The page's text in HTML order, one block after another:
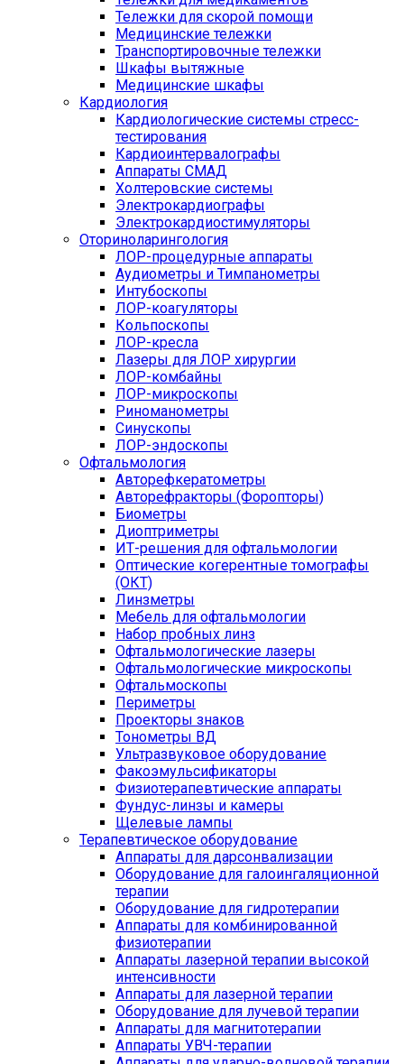
Тележки для скорой помощи
Медицинские тележки
Транспортировочные тележки
Шкафы вытяжные
Медицинские шкафы
Кардиология
Кардиологические системы стресс-
тестирования
Кардиоинтервалографы
Аппараты СМАД
Холтеровские системы
Электрокардиографы
Электрокардиостимуляторы
Оториноларингология
ЛОР-процедурные аппараты
Аудиометры и Тимпанометры
Интубоскопы
ЛОР-коагуляторы
Кольпоскопы
ЛОР-кресла
Лазеры для ЛОР хирургии
ЛОР-комбайны
ЛОР-микроскопы
Риноманометры
Синускопы
ЛОР-эндоскопы
Офтальмология
Авторефкератометры
Авторефракторы (Форопторы)
Биометры
Диоптриметры
ИТ-решения для офтальмологии
Оптические когерентные томографы
(ОКТ)
Линзметры
Мебель для офтальмологии
Набор пробных линз
Офтальмологические лазеры
Офтальмологические микроскопы
Офтальмоскопы
Периметры
Проекторы знаков
Тонометры ВД
Ультразвуковое оборудование
Факоэмульсификаторы
Физиотерапевтические аппараты
Фундус-линзы и камеры
Щелевые лампы
Терапевтическое оборудование
Аппараты для дарсонвализации
Оборудование для галоингаляционной
терапии
Оборудование для гидротерапии
Аппараты для комбинированной
физиотерапии
Аппараты лазерной терапии высокой
интенсивности
Аппараты для лазерной терапии
Оборудование для лучевой терапии
Аппараты для магнитотерапии
Аппараты УВЧ-терапии